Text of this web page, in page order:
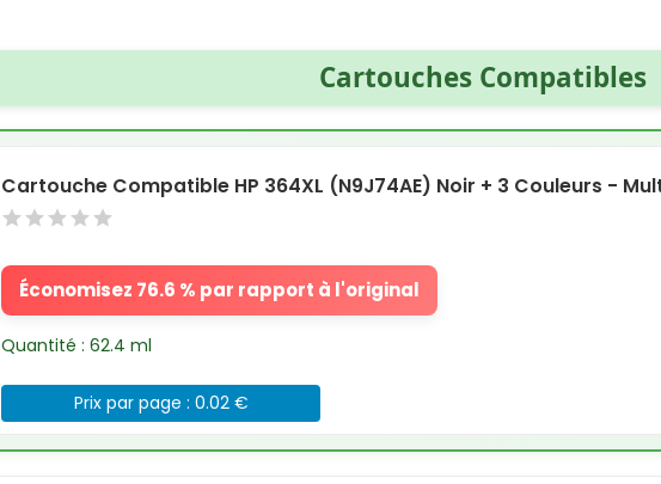
Cartouches Compatibles
Cartouche Compatible HP 364XL (N9J74AE) Noir + 3 Couleurs -
Économisez 76.6 % par rapport à l'original
Quantité : 62.4 ml
Prix par page : 0.02 €